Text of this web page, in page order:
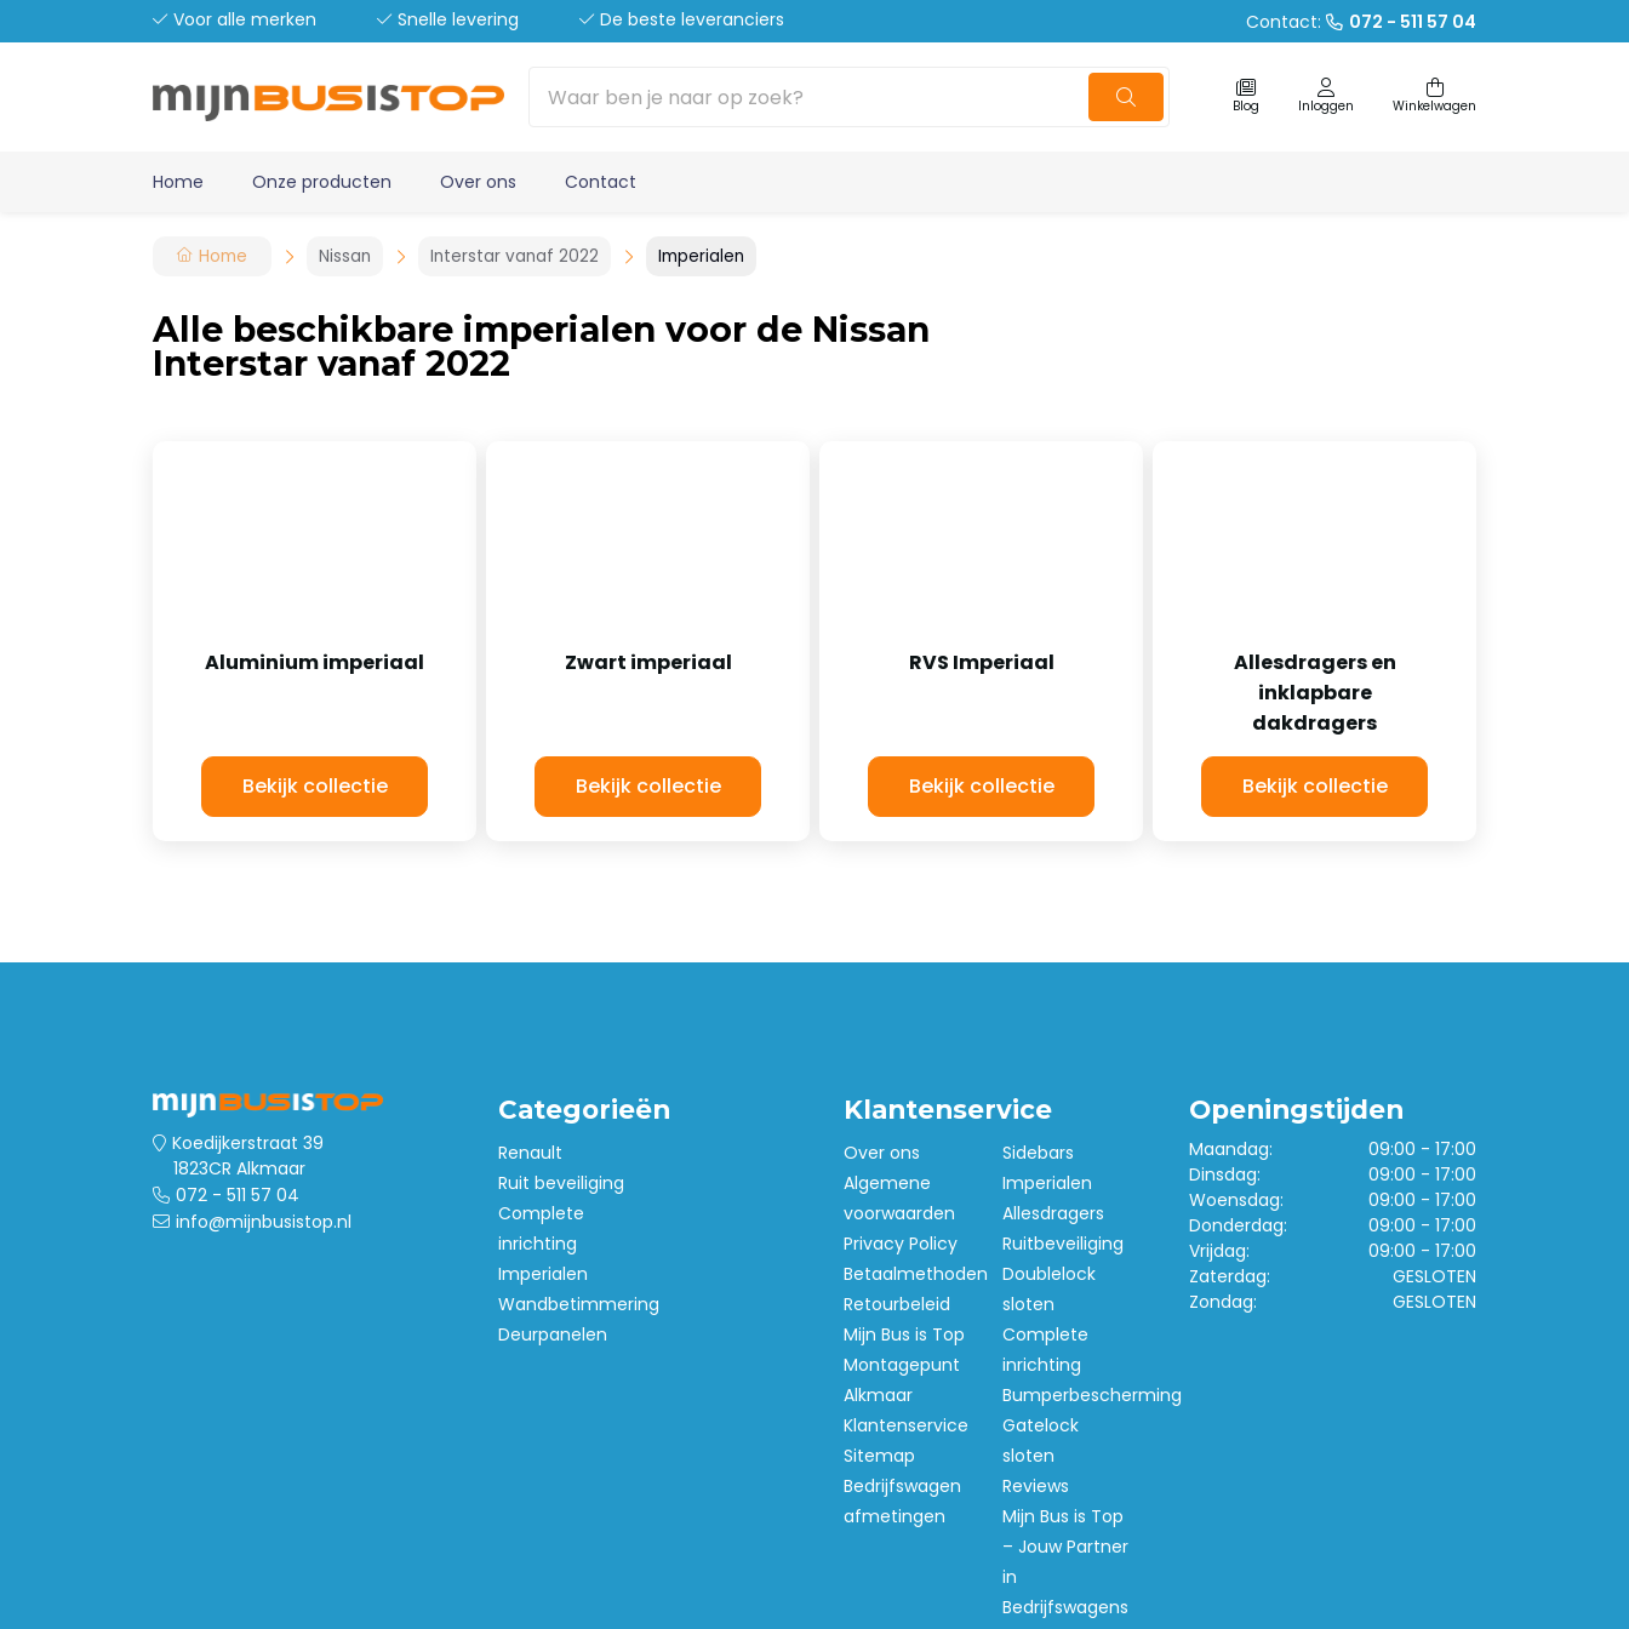
Voor alle merken Snelle levering De beste leveranciers Contact: 072 - 511 57 04
Blog Inloggen Winkelwagen
Home Onze producten Over ons Contact
Home Nissan Interstar vanaf 2022 Imperialen
Alle beschikbare imperialen voor de Nissan
Interstar vanaf 2022
Aluminium imperiaal
Bekijk collectie
Zwart imperiaal
Bekijk collectie
RVS Imperiaal
Bekijk collectie
Allesdragers en
inklapbare
dakdragers
Bekijk collectie
Koedijkerstraat 39
1823CR Alkmaar
072 - 511 57 04
info@mijnbusistop.nl
Categorieën
Renault
Ruit beveiliging
Complete
inrichting
Imperialen
Wandbetimmering
Deurpanelen
Klantenservice
Over ons
Algemene
voorwaarden
Privacy Policy
Betaalmethoden
Retourbeleid
Mijn Bus is Top
Montagepunt
Alkmaar
Klantenservice
Sitemap
Bedrijfswagen
afmetingen
Sidebars
Imperialen
Allesdragers
Ruitbeveiliging
Doublelock
sloten
Complete
inrichting
Bumperbescherming
Gatelock
sloten
Reviews
Mijn Bus is Top
– Jouw Partner
in
Bedrijfswagens
Openingstijden
Maandag:
09:00 - 17:00
Dinsdag:
09:00 - 17:00
Woensdag:
09:00 - 17:00
Donderdag:
09:00 - 17:00
Vrijdag:
09:00 - 17:00
Zaterdag:
GESLOTEN
Zondag:
GESLOTEN